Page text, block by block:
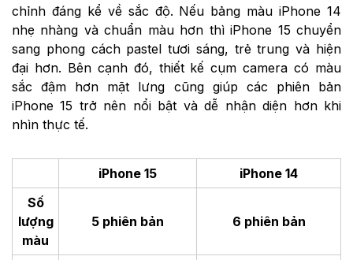
chỉnh đáng kể về sắc độ. Nếu bảng màu iPhone 14
nhẹ nhàng và chuẩn màu hơn thì iPhone 15 chuyển
sang phong cách pastel tươi sáng, trẻ trung và hiện
đại hơn. Bên cạnh đó, thiết kế cụm camera có màu
sắc đậm hơn mặt lưng cũng giúp các phiên bản
iPhone 15 trở nên nổi bật và dễ nhận diện hơn khi
nhìn thực tế.
iPhone 15
iPhone 14
Số
lượng
màu
5 phiên bản 6 phiên bản